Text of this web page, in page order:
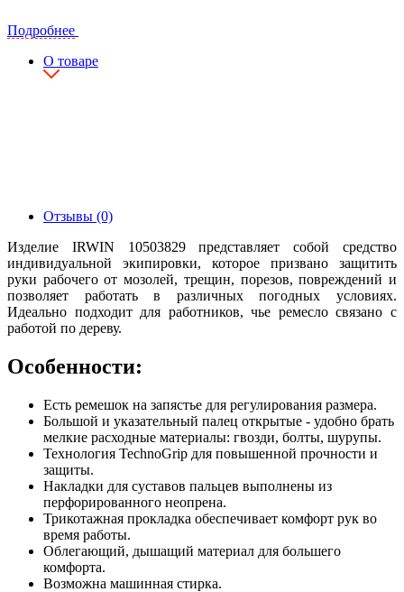
Подробнее
О товаре
Отзывы (0)
Изделие IRWIN 10503829 представляет собой средство
индивидуальной экипировки, которое призвано защитить
руки рабочего от мозолей, трещин, порезов, повреждений и
позволяет работать в различных погодных условиях.
Идеально подходит для работников, чье ремесло связано с
работой по дереву.
Особенности:
Есть ремешок на запястье для регулирования размера.
Большой и указательный палец открытые - удобно брать
мелкие расходные материалы: гвозди, болты, шурупы.
Технология TechnoGrip для повышенной прочности и
защиты.
Накладки для суставов пальцев выполнены из
перфорированного неопрена.
Трикотажная прокладка обеспечивает комфорт рук во
время работы.
Облегающий, дышащий материал для большего
комфорта.
Возможна машинная стирка.